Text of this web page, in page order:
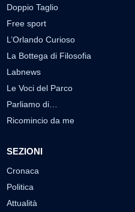
Doppio Taglio
Free sport
L’Orlando Curioso
La Bottega di Filosofia
Labnews
Le Voci del Parco
Parliamo di…
Ricomincio da me
SEZIONI
Cronaca
Politica
Attualità